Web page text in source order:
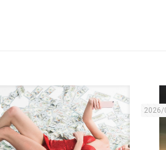
2026/